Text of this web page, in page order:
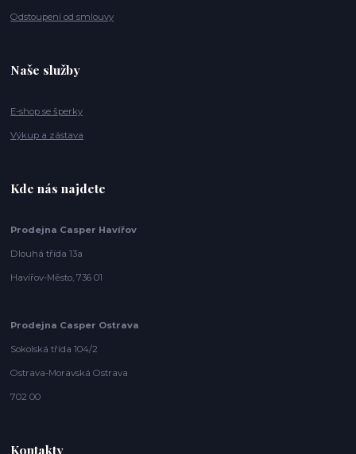
Odstoupení od smlouvy
Naše služby
E-shop se šperky
Výkup a zástava
Kde nás najdete
Prodejna Casper Havířov
Dlouhá třída 13a
Havířov-Město, 736 01
Prodejna Casper Ostrava
Sokolská třída 104/2
Ostrava-Moravská Ostrava
702 00
Kontakty